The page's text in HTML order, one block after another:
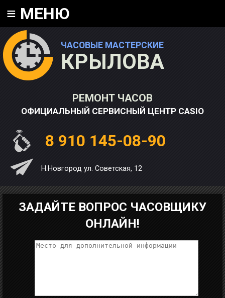
ЧАСОВЫЕ МАСТЕРСКИЕ
КРЫЛОВА
РЕМОНТ ЧАСОВ
ОФИЦИАЛЬНЫЙ СЕРВИСНЫЙ ЦЕНТР CASIO
8 910 145-08-90
Н.Новгород ул. Советская, 12
≡ МЕНЮ
ЗАДАЙТЕ ВОПРОС ЧАСОВЩИКУ
ОНЛАЙН!